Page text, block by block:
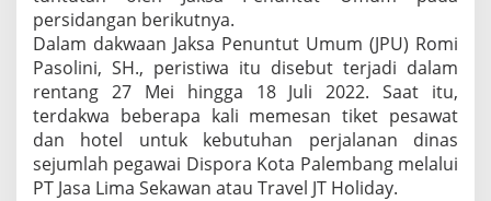
persidangan berikutnya.
Dalam dakwaan Jaksa Penuntut Umum (JPU) Romi
Pasolini, SH., peristiwa itu disebut terjadi dalam
rentang 27 Mei hingga 18 Juli 2022. Saat itu,
terdakwa beberapa kali memesan tiket pesawat
dan hotel untuk kebutuhan perjalanan dinas
sejumlah pegawai Dispora Kota Palembang melalui
PT Jasa Lima Sekawan atau Travel JT Holiday.